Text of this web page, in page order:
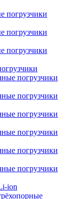
погрузчики
погрузчики
погрузчики
погрузчики
погрузчики
погрузчики
погрузчики
погрузчики
погрузчики
ion